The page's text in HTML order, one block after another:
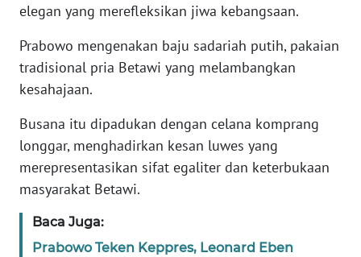
elegan yang merefleksikan jiwa kebangsaan.
Prabowo mengenakan baju sadariah putih, pakaian
tradisional pria Betawi yang melambangkan
kesahajaan.
Busana itu dipadukan dengan celana komprang
longgar, menghadirkan kesan luwes yang
merepresentasikan sifat egaliter dan keterbukaan
masyarakat Betawi.
Baca Juga:
Prabowo Teken Keppres, Leonard Eben
REDAKSI
KARIR
Wahana
News
WN